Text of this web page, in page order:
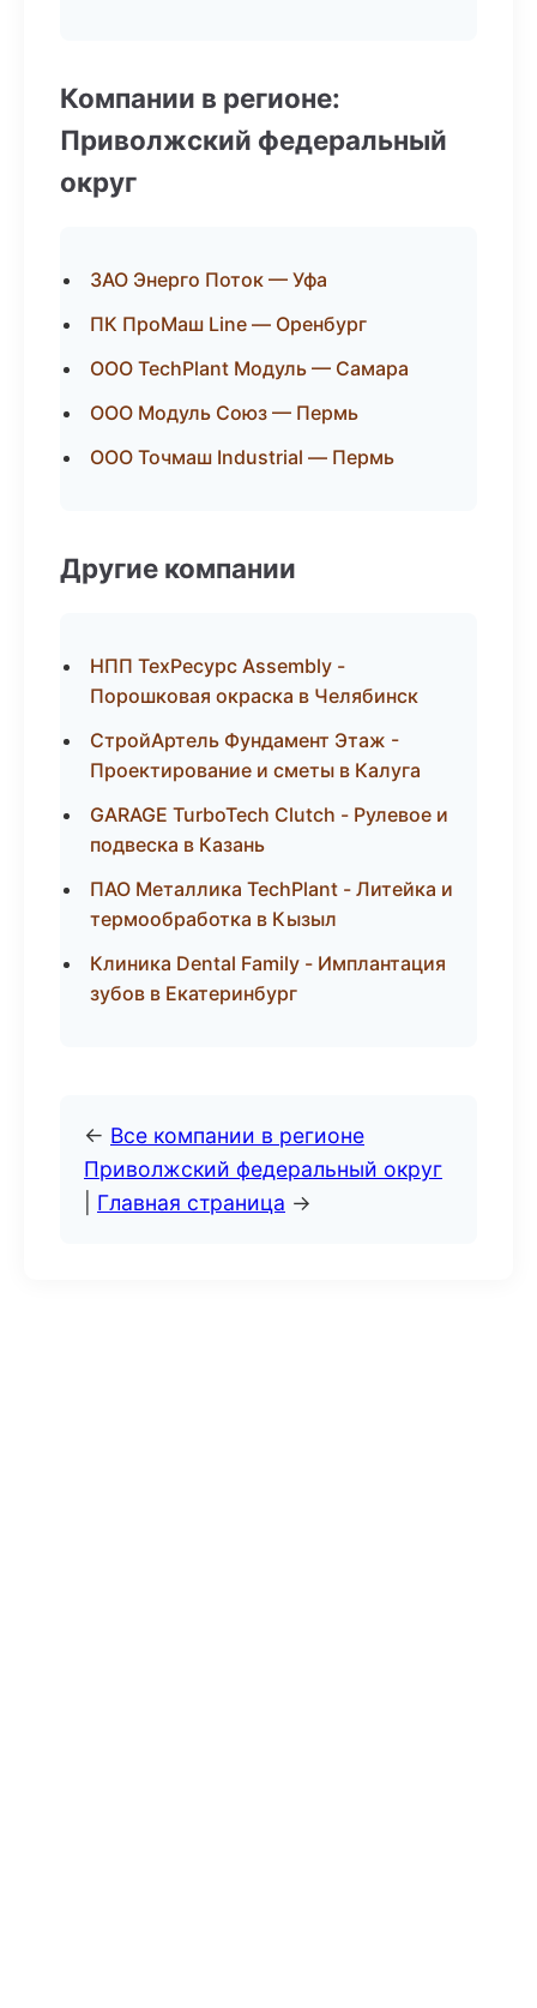
Компании в регионе:
Приволжский федеральный
округ
ЗАО Энерго Поток — Уфа
ПК ПроМаш Line — Оренбург
ООО TechPlant Модуль — Самара
ООО Модуль Союз — Пермь
ООО Точмаш Industrial — Пермь
Другие компании
НПП ТехРесурс Assembly -
Порошковая окраска в Челябинск
СтройАртель Фундамент Этаж -
Проектирование и сметы в Калуга
GARAGE TurboTech Clutch - Рулевое и
подвеска в Казань
ПАО Металлика TechPlant - Литейка и
термообработка в Кызыл
Клиника Dental Family - Имплантация
зубов в Екатеринбург
← Все компании в регионе
Приволжский федеральный округ
Главная страница →